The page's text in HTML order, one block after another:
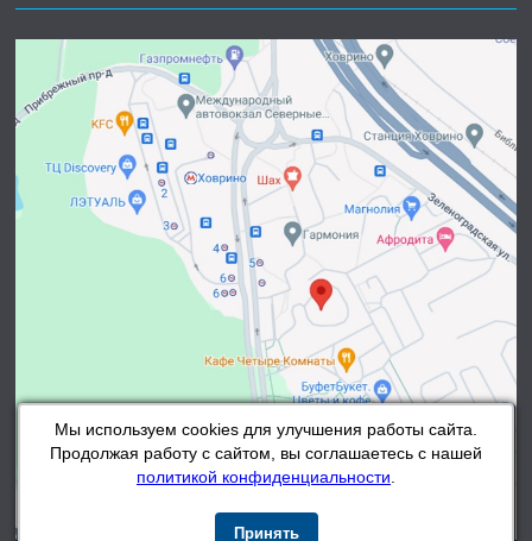
Мы используем cookies для улучшения работы сайта.
Продолжая работу с сайтом, вы соглашаетесь с нашей
политикой конфиденциальности
Принять